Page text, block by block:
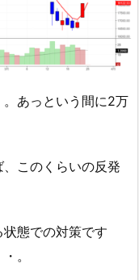
あっという間に2万
このくらいの反発
態での対策です
。